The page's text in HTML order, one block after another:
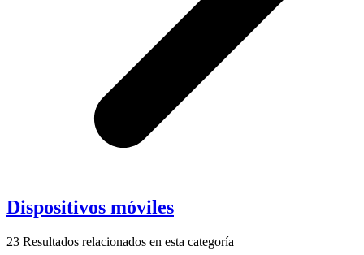
Dispositivos móviles
23 Resultados relacionados en esta categoría